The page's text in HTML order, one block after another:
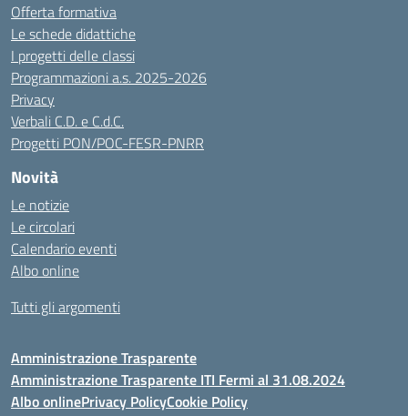
Offerta formativa
Le schede didattiche
I progetti delle classi
Programmazioni a.s. 2025-2026
Privacy
Verbali C.D. e C.d.C.
Progetti PON/POC-FESR-PNRR
Novità
Le notizie
Le circolari
Calendario eventi
Albo online
Tutti gli argomenti
Amministrazione Trasparente
Amministrazione Trasparente ITI Fermi al 31.08.2024
Albo onlinePrivacy PolicyCookie Policy